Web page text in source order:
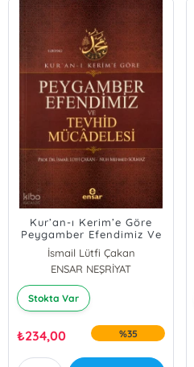
Kur’an-ı Kerim’e Göre
Peygamber Efendimiz Ve
Tevhid Mücâdelesi
İsmail Lütfi Çakan
ENSAR NEŞRİYAT
Stokta Var
₺234,00 %35